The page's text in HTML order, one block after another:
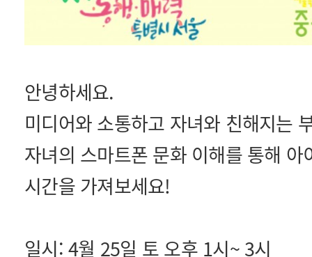
안녕하세요.
미디어와 소통하고 자녀와 친해지는
자녀의 스마트폰 문화 이해를 통해
시간을 가져보세요!
일시: 4월 25일 토 오후 1시~ 3시